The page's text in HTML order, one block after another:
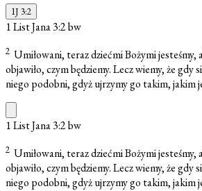
1J 3:2
1 List Jana 3:2bw
2 Umiłowani, teraz dziećmi Bożymi jesteśmy,
objawiło, czym będziemy. Lecz wiemy, że gdy
niego podobni, gdyż ujrzymy go takim, jakim
1 List Jana 3:2bw
2 Umiłowani, teraz dziećmi Bożymi jesteśmy,
objawiło, czym będziemy. Lecz wiemy, że gdy
niego podobni, gdyż ujrzymy go takim, jakim